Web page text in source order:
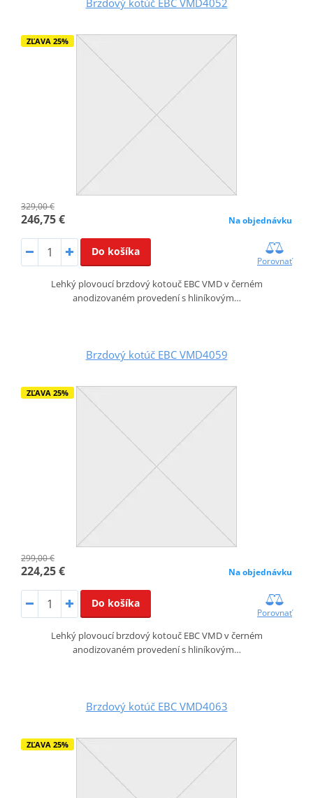
Brzdový kotúč EBC VMD4052
ZĽAVA 25%
329,00 €
246,75 € Na objednávku
Do košíka
Porovnať
Lehký plovoucí brzdový kotouč EBC VMD v černém
anodizovaném provedení s hliníkovým…
Brzdový kotúč EBC VMD4059
ZĽAVA 25%
299,00 €
224,25 € Na objednávku
Do košíka
Porovnať
Lehký plovoucí brzdový kotouč EBC VMD v černém
anodizovaném provedení s hliníkovým…
Brzdový kotúč EBC VMD4063
ZĽAVA 25%